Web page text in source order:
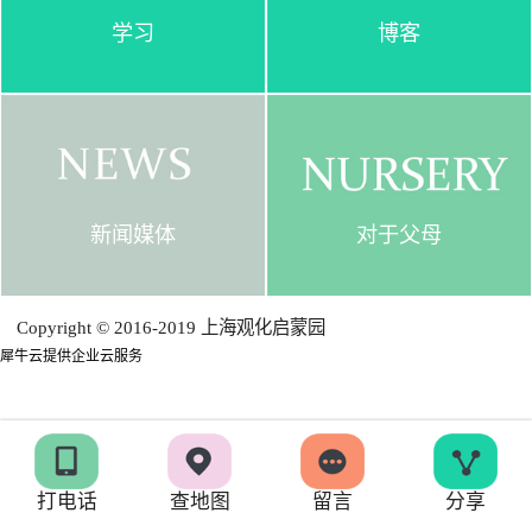
学习 博客
新闻媒体 对于父母
Copyright © 2016-2019 上海观化启蒙园
犀牛云提供企业云服务
打电话 查地图 留言 分享